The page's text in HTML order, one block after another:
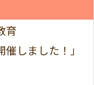
育
催しました！」